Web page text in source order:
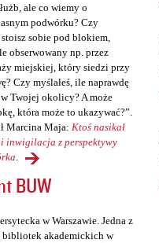
ale co wiemy o
podwórku? Czy
stoisz sobie pod blokiem,
obserwowany np. przez
miejskiej, który siedzi przy
Czy myślałeś, ile naprawdę
Twojej okolicy? A może
która może to ukazywać?”.
Marcina Maja: Ktoś nasikał
inwigilacja z perspektywy
.
BUW
w Warszawie. Jedna z
bibliotek akademickich w